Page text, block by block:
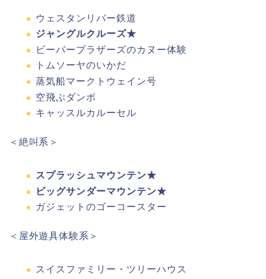
ウェスタンリバー鉄道
ジャングルクルーズ★
ビーバーブラザーズのカヌー体験
トムソーヤのいかだ
蒸気船マークトウェイン号
空飛ぶダンボ
キャッスルカルーセル
＜絶叫系＞
スプラッシュマウンテン★
ビッグサンダーマウンテン★
ガジェットのゴーコースター
＜ 屋外遊具体験系 ＞
スイスファミリー ・ツリーハウス